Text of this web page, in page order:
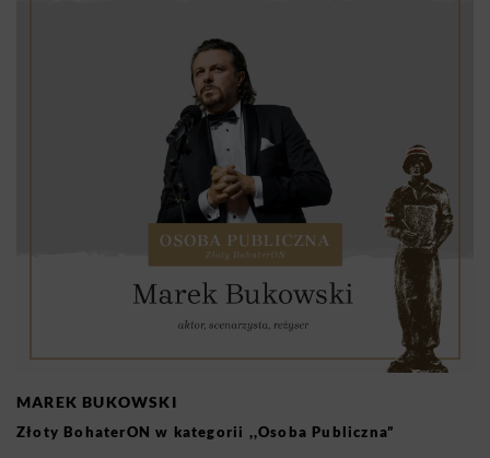
MAREK BUKOWSKI
Złoty BohaterON w kategorii ,,Osoba Publiczna”